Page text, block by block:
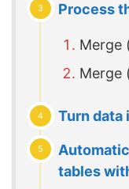
Process
Merge
Merge
Turn data
tables